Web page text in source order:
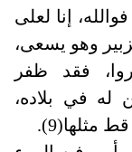
إنا لعلى
وهو يسعى،
فقد ظفر
له في بلاده،
مثلها(9).